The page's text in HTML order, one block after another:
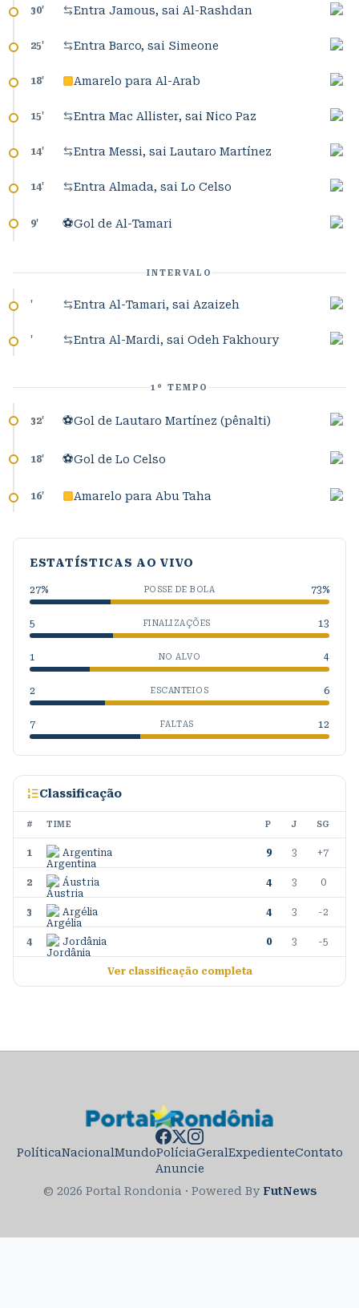
30' Entra Jamous, sai Al-Rashdan
25' Entra Barco, sai Simeone
18' Amarelo para Al-Arab
15' Entra Mac Allister, sai Nico Paz
14' Entra Messi, sai Lautaro Martínez
14' Entra Almada, sai Lo Celso
9' ⚽Gol de Al-Tamari
INTERVALO
' Entra Al-Tamari, sai Azaizeh
' Entra Al-Mardi, sai Odeh Fakhoury
1º TEMPO
32' ⚽Gol de Lautaro Martínez (pênalti)
18' ⚽Gol de Lo Celso
16' Amarelo para Abu Taha
ESTATÍSTICAS AO VIVO
27% POSSE DE BOLA 73%
5 FINALIZAÇÕES 13
1 NO ALVO 4
2 ESCANTEIOS 6
7 FALTAS 12
Classificação
# TIME P J SG
1 Argentina 9 3 +7
2 Áustria 4 3 0
3 Argélia 4 3 -2
4 Jordânia 0 3 -5
Ver classificação completa
PolíticaNacionalMundoPolíciaGeralExpedienteContato
Anuncie
© 2026 Portal Rondonia · Powered By FutNews